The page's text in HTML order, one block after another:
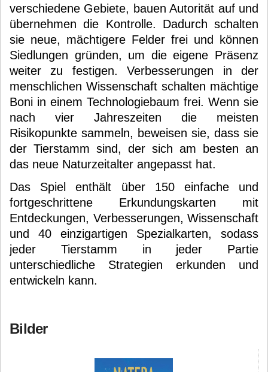
verschiedene Gebiete, bauen Autorität auf und
übernehmen die Kontrolle. Dadurch schalten
sie neue, mächtigere Felder frei und können
Siedlungen gründen, um die eigene Präsenz
weiter zu festigen. Verbesserungen in der
menschlichen Wissenschaft schalten mächtige
Boni in einem Technologiebaum frei. Wenn sie
nach vier Jahreszeiten die meisten
Risikopunkte sammeln, beweisen sie, dass sie
der Tierstamm sind, der sich am besten an
das neue Naturzeitalter angepasst hat.
Das Spiel enthält über 150 einfache und
fortgeschrittene Erkundungskarten mit
Entdeckungen, Verbesserungen, Wissenschaft
und 40 einzigartigen Spezialkarten, sodass
jeder Tierstamm in jeder Partie
unterschiedliche Strategien erkunden und
entwickeln kann.
Bilder